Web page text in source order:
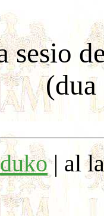
sesio
(dua
| al